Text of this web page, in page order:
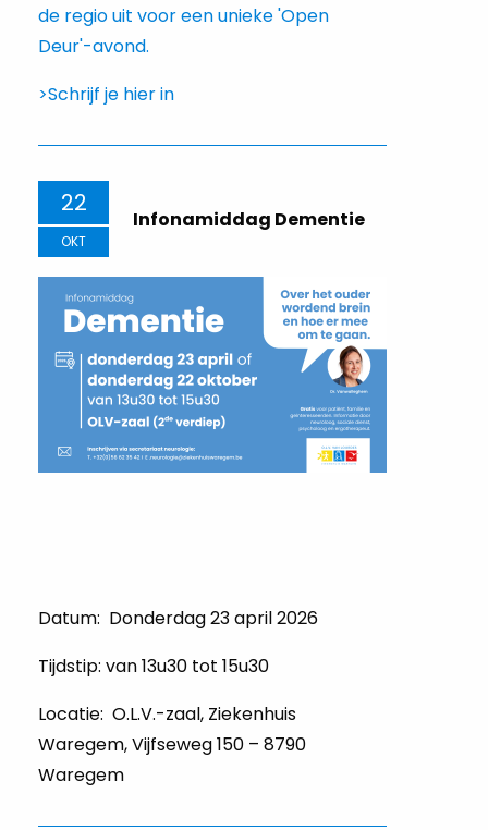
de regio uit voor een unieke 'Open
Deur'-avond.
>Schrijf je hier in
22
OKT
Infonamiddag Dementie
Datum: Donderdag 23 april 2026
Tijdstip: van 13u30 tot 15u30
Locatie: O.L.V.-zaal, Ziekenhuis
Waregem, Vijfseweg 150 – 8790
Waregem